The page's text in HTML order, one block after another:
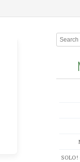
Search